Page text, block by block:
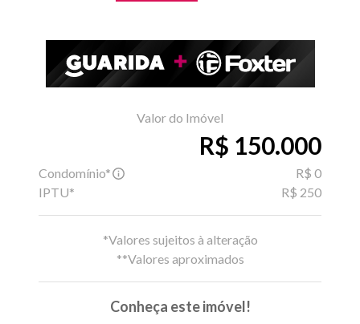
Valor do Imóvel
R$ 150.000
Condomínio*
R$ 0
IPTU*
R$ 250
*Valores sujeitos à alteração
**Valores aproximados
Conheça este imóvel!